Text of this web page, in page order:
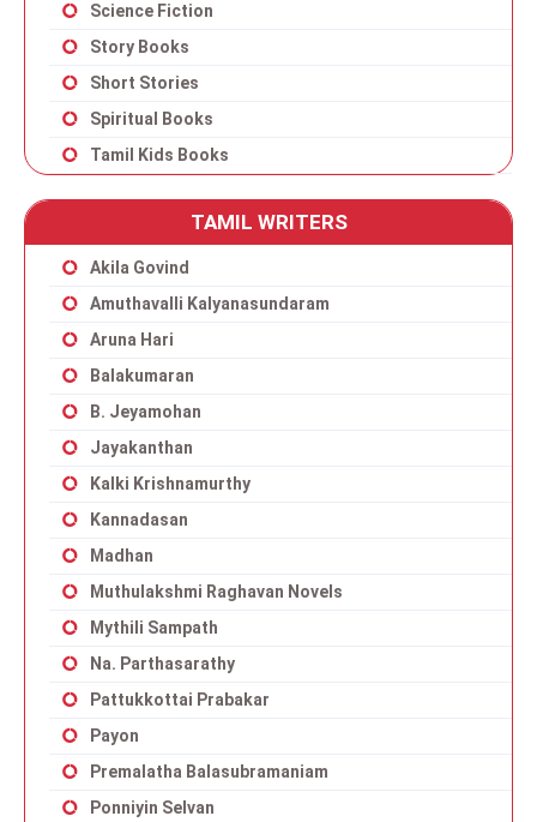
Science Fiction
Story Books
Short Stories
Spiritual Books
Tamil Kids Books
TAMIL WRITERS
Akila Govind
Amuthavalli Kalyanasundaram
Aruna Hari
Balakumaran
B. Jeyamohan
Jayakanthan
Kalki Krishnamurthy
Kannadasan
Madhan
Muthulakshmi Raghavan Novels
Mythili Sampath
Na. Parthasarathy
Pattukkottai Prabakar
Payon
Premalatha Balasubramaniam
Ponniyin Selvan